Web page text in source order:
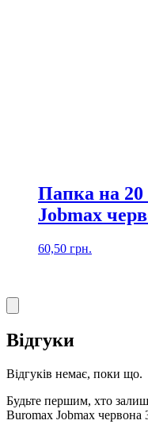
Папка на
Jobmax
60,50 грн.
Відгуки
Відгуків немає, поки що.
Будьте першим, хто
Buromax Jobmax